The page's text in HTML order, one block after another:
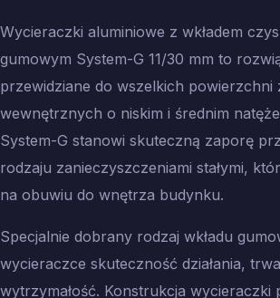
Wycieraczki aluminiowe z wkładem
gumowym System-G 11/30 mm to
przewidziane do wszelkich powierzchni
wewnętrznych o niskim i średnim
System-G stanowi skuteczną zaporę
rodzaju zanieczyszczeniami stałymi,
na obuwiu do wnętrza budynku.
Specjalnie dobrany rodzaj wkładu
wycieraczce skuteczność działania,
wytrzymałość. Konstrukcja wycieraczki